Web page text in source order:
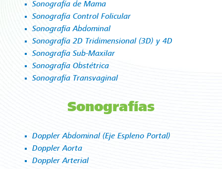
Sonografía de Mama
Sonografía Control Folicular
Sonografía Abdominal
Sonografía 2D Tridimensional (3D) y 4D
Sonografía Sub-Maxilar
Sonografía Obstétrica
Sonografía Transvaginal
Sonografías
Doppler Abdominal (Eje Espleno Portal)
Doppler Aorta
Doppler Arterial